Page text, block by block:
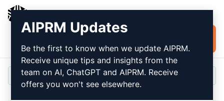
gratuitement
AIPRM Updates
Be the first to know when we update AIPRM.
Receive unique tips and insights from the
team on AI, ChatGPT and AIPRM. Receive
offers you won't see elsewhere.